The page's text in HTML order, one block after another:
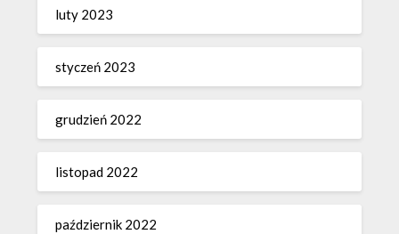
luty 2023
styczeń 2023
grudzień 2022
listopad 2022
październik 2022